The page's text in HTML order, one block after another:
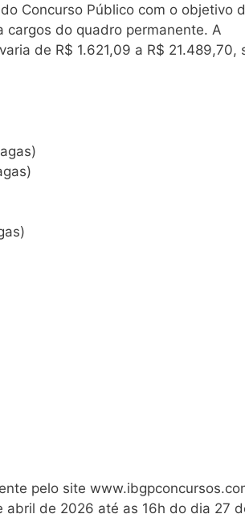
Concurso Público com o objetivo
cargos do quadro permanente. A
de R$ 1.621,09 a R$ 21.489,70,
pelo site
de 2026 até as 16h do dia 27